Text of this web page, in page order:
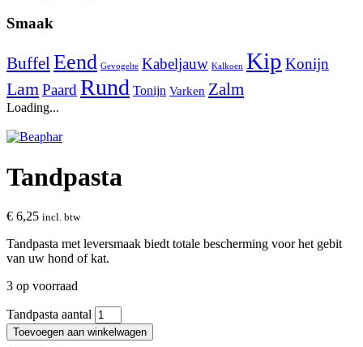
Smaak
BuffelEend Gevogelte Kabeljauw Kalkoen Kip Konijn
LamPaard Rund Tonijn Varken Zalm
Loading...
Tandpasta
€ 6,25 incl. btw
Tandpasta met leversmaak biedt totale bescherming voor het gebit
van uw hond of kat.
3 op voorraad
Tandpasta aantal
Toevoegen aan winkelwagen